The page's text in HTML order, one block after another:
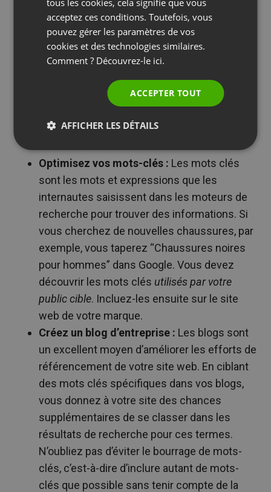
clés spécifiques, plus le trafic vers votre site est
important et plus votre marque jouit d’une bonne
réputation. Mais, bien sûr, il est difficile d’obtenir un
bon classement, en particulier pour les mots-clés
Ne vous laissez pas décourager ! Utilisez les trois
conseils suivants pour améliorer le classement de
votre site web :
Optimisez vos mots-clés : Les mots clés
sont les mots et expressions que les
internautes saisissent dans les moteurs de
recherche pour trouver des informations. Si
vous cherchez de nouvelles chaussures, par
exemple, vous taperez “Chaussures noires
pour hommes” dans Google. Vous devez
découvrir les mots clés utilisés par votre
public cible. Incluez-les ensuite sur le site
web de votre marque.
Créez un blog d’entreprise : Les blogs sont
un excellent moyen d’améliorer les efforts de
référencement de votre site web. En ciblant
des mots clés spécifiques dans vos blogs,
vous donnez à votre site des chances
supplémentaires de se classer dans les
résultats de recherche pour ces termes.
N’oubliez pas d’éviter le bourrage de mots-
clés, c’est-à-dire d’inclure autant de mots-
clés que possible sans tenir compte de la
PORTUGUESE
tous les cookies, cela signifie que vous
acceptez ces conditions. Toutefois, vous
pouvez gérer les paramètres de vos
cookies et des technologies similaires.
Comment ? Découvrez-le ici.
ACCEPTER TOUT
AFFICHER LES DÉTAILS